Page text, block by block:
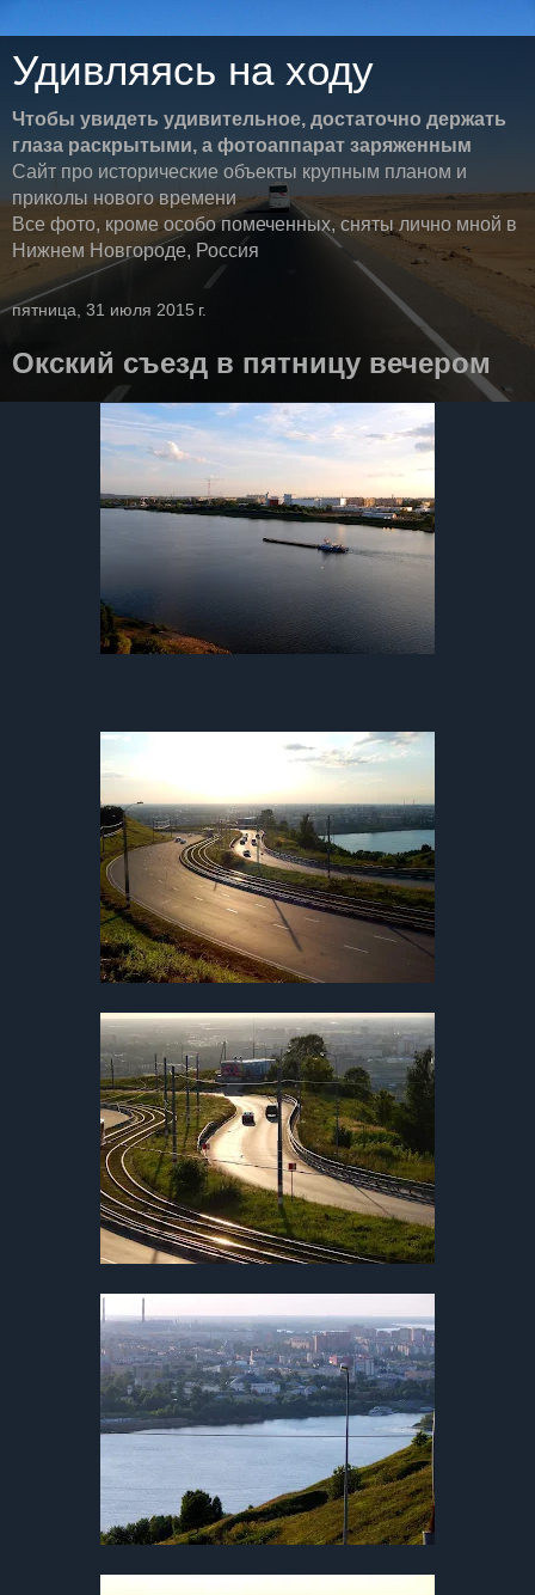
Удивляясь на ходу
Чтобы увидеть удивительное, достаточно держать
глаза раскрытыми, а фотоаппарат заряженным
Сайт про исторические объекты крупным планом и
приколы нового времени
Все фото, кроме особо помеченных, сняты лично мной в
Нижнем Новгороде, Россия
пятница, 31 июля 2015 г.
Окский съезд в пятницу вечером